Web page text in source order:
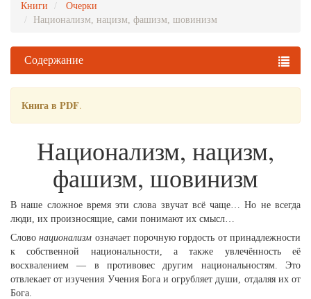
Книги
Очерки
Национализм, нацизм, фашизм, шовинизм
Содержание
Книга в PDF.
Национализм, нацизм,
фашизм, шовинизм
В наше сложное время эти слова звучат всё чаще… Но не всегда
люди, их произносящие, сами понимают их смысл…
Словонационализм означает порочную гордость от принадлежности
к собственной национальности, а также увлечённость её
восхвалением — в противовес другим национальностям. Это
отвлекает от изучения Учения Бога и огрубляет души, отдаляя их от
Бога.